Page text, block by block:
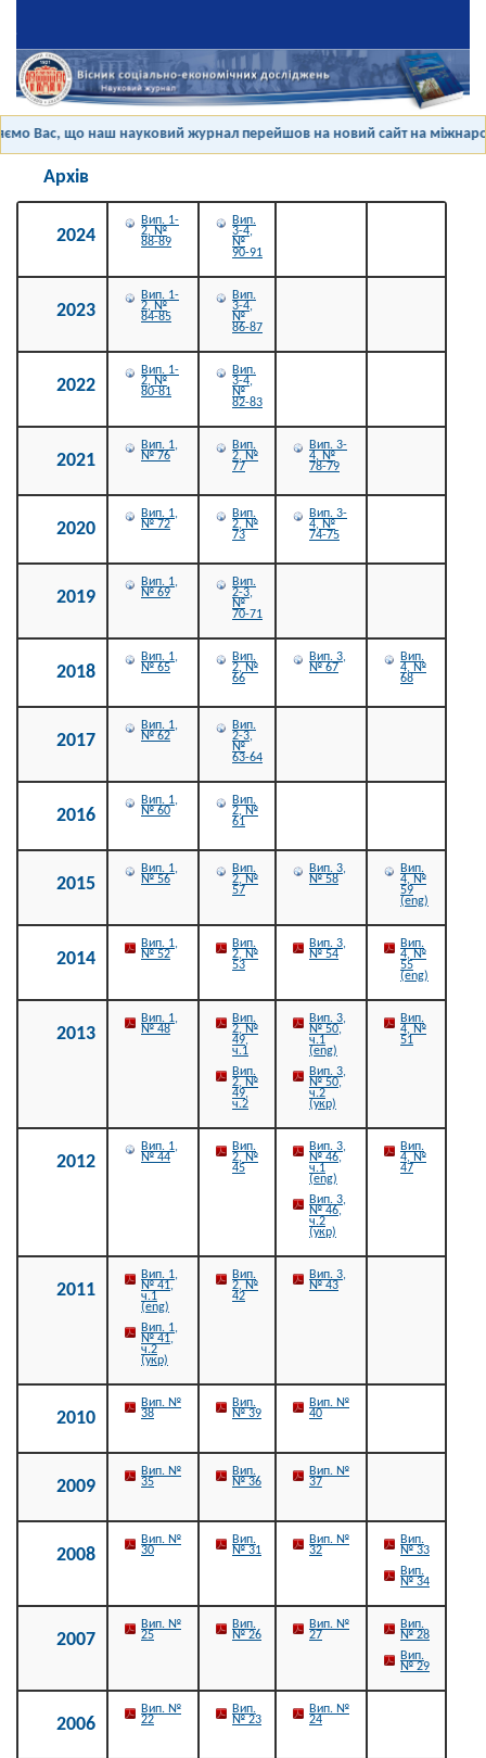
Вас, що наш науковий журнал перейшов на новий сайт на
Архів
2024
Вип. 1-
2, №
88-89
Вип.
3-4,
№
90-91
2023
Вип. 1-
2, №
84-85
Вип.
3-4,
№
86-87
2022
Вип. 1-
2, №
80-81
Вип.
3-4,
№
82-83
2021
Вип. 1,
№ 76
Вип.
2, №
77
Вип. 3-
4, №
78-79
2020
Вип. 1,
№ 72
Вип.
2, №
73
Вип. 3-
4, №
74-75
2019
Вип. 1,
№ 69
Вип.
2-3,
№
70-71
2018
Вип. 1,
№ 65
Вип.
2, №
66
Вип. 3,
№ 67
Вип.
4, №
68
2017
Вип. 1,
№ 62
Вип.
2-3,
№
63-64
2016
Вип. 1,
№ 60
Вип.
2, №
61
2015
Вип. 1,
№ 56
Вип.
2, №
57
Вип. 3,
№ 58
Вип.
4, №
59
(eng)
2014
Вип. 1,
№ 52
Вип.
2, №
53
Вип. 3,
№ 54
Вип.
4, №
55
(eng)
2013
Вип. 1,
№ 48
Вип.
2, №
49,
ч.1
Вип.
2, №
49,
ч.2
Вип. 3,
№ 50,
ч.1
(eng)
Вип. 3,
№ 50,
ч.2
(укр)
Вип.
4, №
51
2012
Вип. 1,
№ 44
Вип.
2, №
45
Вип. 3,
№ 46,
ч.1
(eng)
Вип. 3,
№ 46,
ч.2
(укр)
Вип.
4, №
47
2011
Вип. 1,
№ 41,
ч.1
(eng)
Вип. 1,
№ 41,
ч.2
(укр)
Вип.
2, №
42
Вип. 3,
№ 43
2010
Вип. №
38
Вип.
№ 39
Вип. №
40
2009
Вип. №
35
Вип.
№ 36
Вип. №
37
2008
Вип. №
30
Вип.
№ 31
Вип. №
32
Вип.
№ 33
Вип.
№ 34
2007
Вип. №
25
Вип.
№ 26
Вип. №
27
Вип.
№ 28
Вип.
№ 29
2006
Вип. №
22
Вип.
№ 23
Вип. №
24